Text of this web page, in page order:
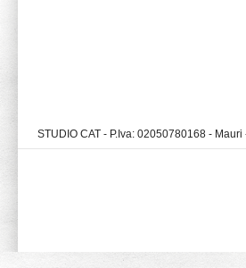
STUDIO CAT - P.Iva: 02050780168 -